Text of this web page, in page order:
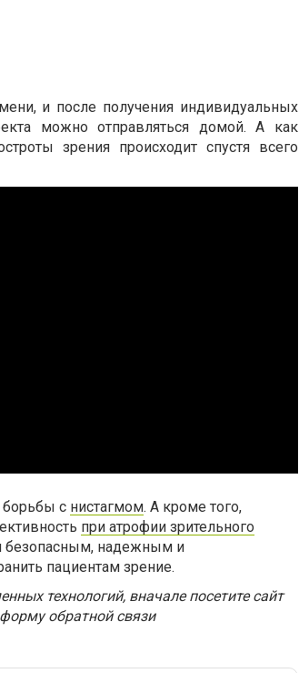
и после получения индивидуальных
можно отправляться домой. А как
зрения происходит спустя всего
борьбы с нистагмом. А кроме того,
при атрофии зрительного
безопасным, надежным и
пациентам зрение.
технологий, вначале посетите сайт
обратной связи